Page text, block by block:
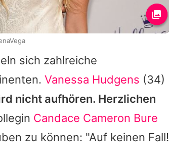
sich zahlreiche
Vanessa Hudgens (34)
nicht aufhören. Herzlichen
Candace Cameron Bure
zu können: "Auf keinen Fall!